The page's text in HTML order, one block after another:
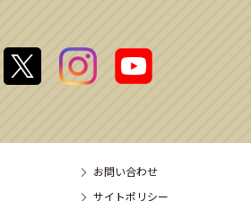
お問い合わせ
サイトポリシー